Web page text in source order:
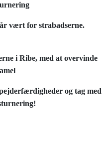
vært for strabadserne.
i Ribe, med at overvinde
og tag med